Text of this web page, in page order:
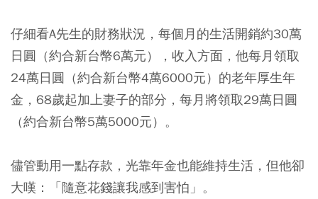
仔細看A先生的財務狀況，每個月的生活開銷約30萬
日圓（約合新台幣6萬元），收入方面，他每月領取
24萬日圓（約合新台幣4萬6000元）的老年厚生年
金，68歲起加上妻子的部分，每月將領取29萬日圓
（約合新台幣5萬5000元）。
儘管動用一點存款，光靠年金也能維持生活，但他卻
大嘆：「隨意花錢讓我感到害怕」。